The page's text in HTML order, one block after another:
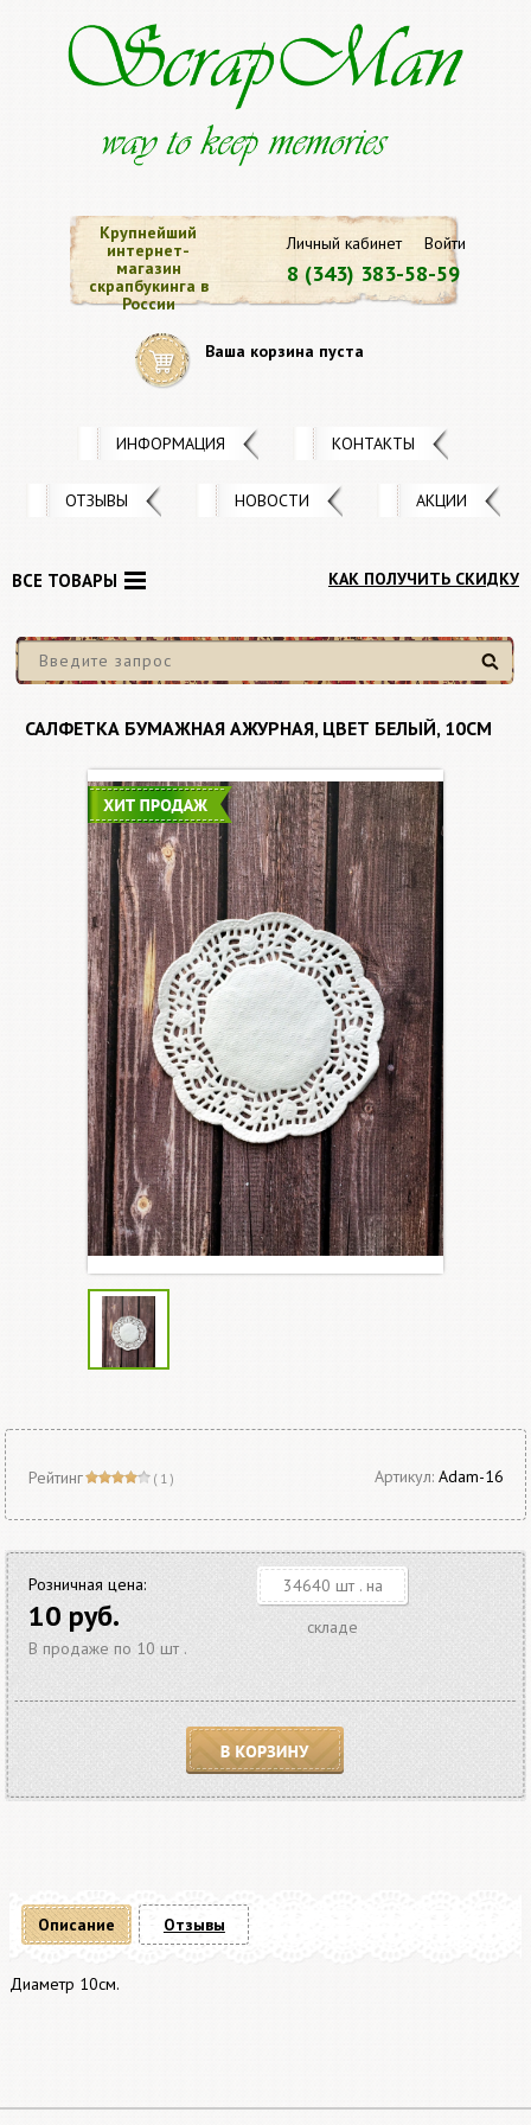
Личный кабинет Войти
8 (343) 383-58-59
Крупнейший
интернет-
магазин
скрапбукинга в
России
Ваша корзина пуста
ИНФОРМАЦИЯ КОНТАКТЫ
ОТЗЫВЫ НОВОСТИ АКЦИИ
КАК ПОЛУЧИТЬ СКИДКУ
Найти
ВСЕ ТОВАРЫ
САЛФЕТКА БУМАЖНАЯ АЖУРНАЯ, ЦВЕТ БЕЛЫЙ, 10СМ
Рейтинг ( 1 ) Артикул: Adam-16
Розничная цена:
10 руб.
В продаже по 10 шт .
34640 шт . на
складе
Описание
Диаметр 10см.
Отзывы